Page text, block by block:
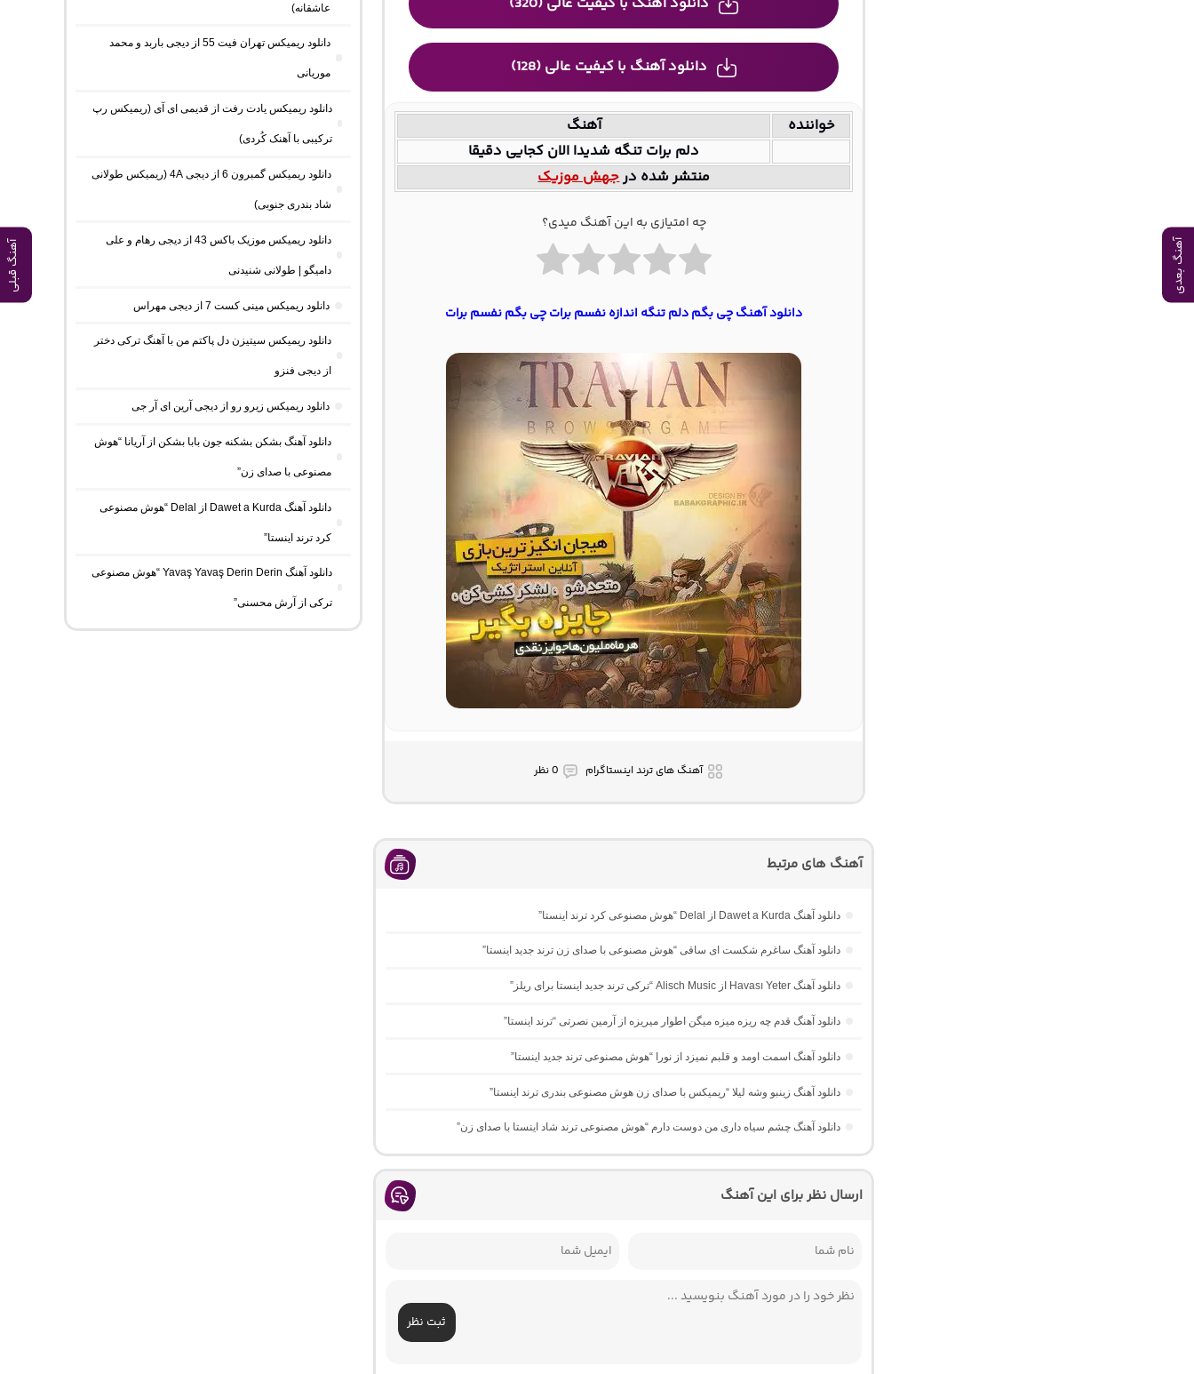
آهنگ بعدی آهنگ قبلی
دانلود آهنگ با کیفیت عالی (128)
خواننده
آهنگ
دلم برات تنگه شدیدا الان کجایی دقیقا
منتشر شده درجهش موزیک
چه امتیازی به این آهنگ میدی؟
دانلود آهنگ چی بگم دلم تنگه اندازه نفسم برات چی بگم نفسم برات
آهنگ های ترند اینستاگرام 0 نظر
آهنگ های مرتبط
دانلود آهنگ Dawet a Kurda از Delal “هوش مصنوعی کرد ترند اینستا”
دانلود آهنگ ساغرم شکست ای ساقی “هوش مصنوعی با صدای زن ترند جدید اینستا”
دانلود آهنگ Havası Yeter از Alisch Music “ترکی ترند جدید اینستا برای ریلز”
دانلود آهنگ ﻗﺪم ﭼﻪ رﻳﺰه ﻣﻴﺰه ﻣﻴﮕﻦ اﻃﻮار ﻣﻴﺮﻳﺰه از آرمین نصرتی “ترند اینستا”
دانلود آهنگ اسمت اومد و قلبم نمیزد از نورا “هوش مصنوعی ترند جدید اینستا”
دانلود آهنگ زینبو وشه لیلا “ریمیکس با صدای زن هوش مصنوعی بندری ترند اینستا”
دانلود آهنگ چشم سیاه داری من دوست دارم “هوش مصنوعی ترند شاد اینستا با صدای زن”
ارسال نظر برای این آهنگ
ثبت نظر
عاشقانه)
دانلود ریمیکس تهران فیت 55 از دیجی باربد و محمد
موریانی
دانلود ریمیکس یادت رفت از قدیمی ای آی (ریمیکس رپ
ترکیبی با آهنک کُردی)
دانلود ریمیکس گمبرون 6 از دیجی 4A (ریمیکس طولانی
شاد بندری جنوبی)
دانلود ریمیکس موزیک باکس 43 از دیجی رهام و علی
دامیگو | طولانی شنیدنی
دانلود ریمیکس مینی کست 7 از دیجی مهراس
دانلود ریمیکس سیتیزن دل پاکتم من با آهنگ ترکی دختر
از دیجی فنزو
دانلود ریمیکس زیرو رو از دیجی آرین ای آر جی
دانلود آهنگ بشکن بشکنه جون بابا بشکن از آریانا “هوش
مصنوعی با صدای زن”
دانلود آهنگ Dawet a Kurda از Delal “هوش مصنوعی
کرد ترند اینستا”
دانلود آهنگ Yavaş Yavaş Derin Derin “هوش مصنوعی
ترکی از آرش محسنی”